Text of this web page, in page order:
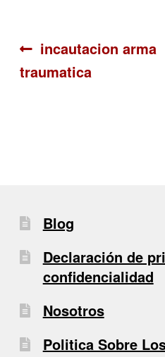
Navegación
de
Anterior:
incautacion arma
traumatica
Blog
Declaración de
confidencialidad
Nosotros
Politica Sobre